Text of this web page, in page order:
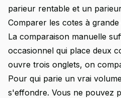
parieur rentable et un
Comparer les cotes à
La comparaison manuelle
occasionnel qui place deux
ouvre trois onglets, on
Pour qui parie un vrai
s'effondre. Vous ne pouvez